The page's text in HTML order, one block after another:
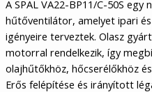
A SPAL VA22-BP11/C-50S
hűtőventilátor, amelyet ipari
igényeire terveztek. Olasz
motorral rendelkezik, így
olajhűtőkhöz, hőcserélőkhöz
Erős felépítése és irányított